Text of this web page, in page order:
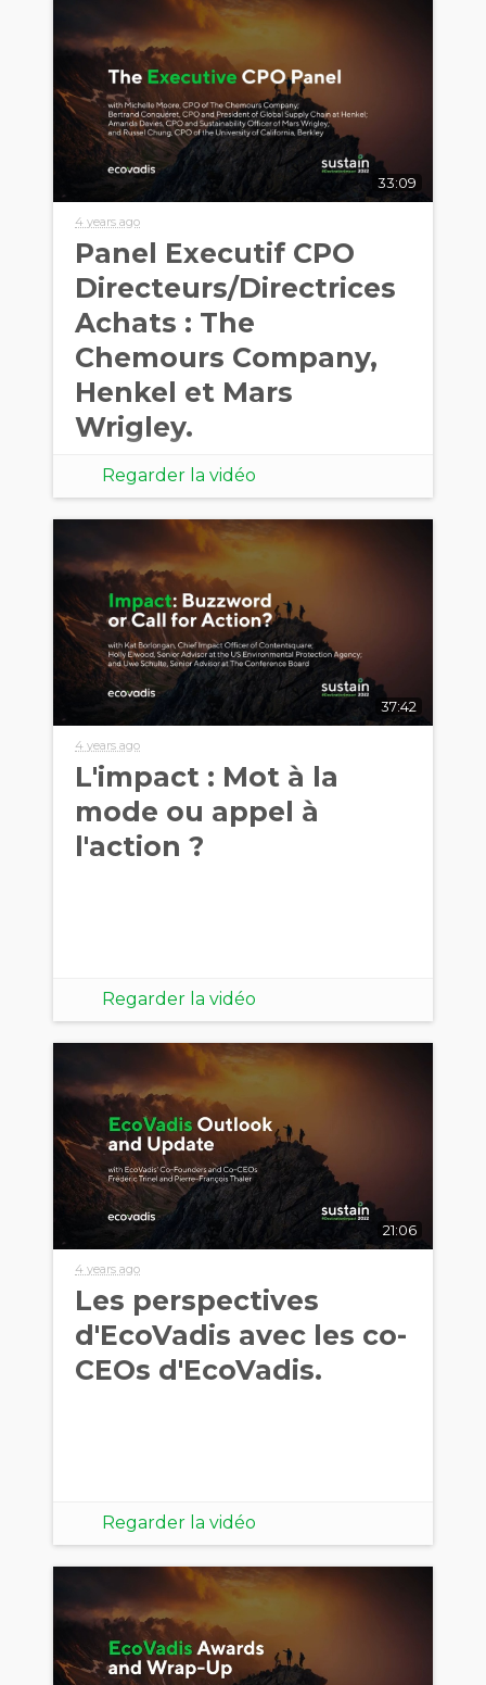
33:09
4 years ago
Panel Executif CPO
Directeurs/Directrices
Achats : The
Chemours Company,
Henkel et Mars
Wrigley.
Regarder la vidéo
37:42
4 years ago
L'impact : Mot à la
mode ou appel à
l'action ?
Regarder la vidéo
21:06
4 years ago
Les perspectives
d'EcoVadis avec les co-
CEOs d'EcoVadis.
Regarder la vidéo